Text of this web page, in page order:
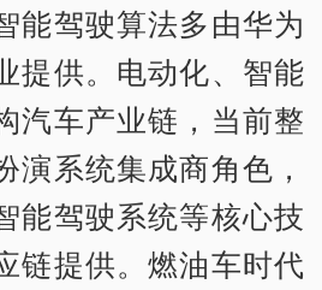
能驾驶算法多由华为
提供。电动化、智能
汽车产业链，当前整
演系统集成商角色，
能驾驶系统等核心技
链提供。燃油车时代